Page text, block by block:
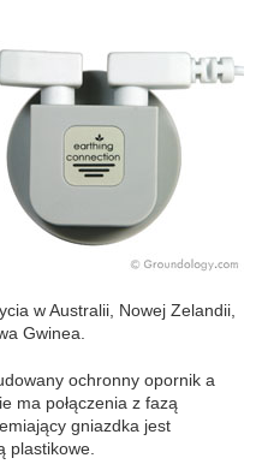
w Australii, Nowej Zelandii,
Gwinea.
ochronny opornik a
ma połączenia z fazą
gniazdka jest
plastikowe.